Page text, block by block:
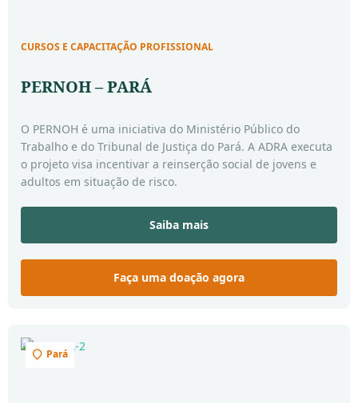
CURSOS E CAPACITAÇÃO PROFISSIONAL
PERNOH – PARÁ
O PERNOH é uma iniciativa do Ministério Público do
Trabalho e do Tribunal de Justiça do Pará. A ADRA executa
o projeto visa incentivar a reinserção social de jovens e
adultos em situação de risco.
Saiba mais
Faça uma doação agora
Pará